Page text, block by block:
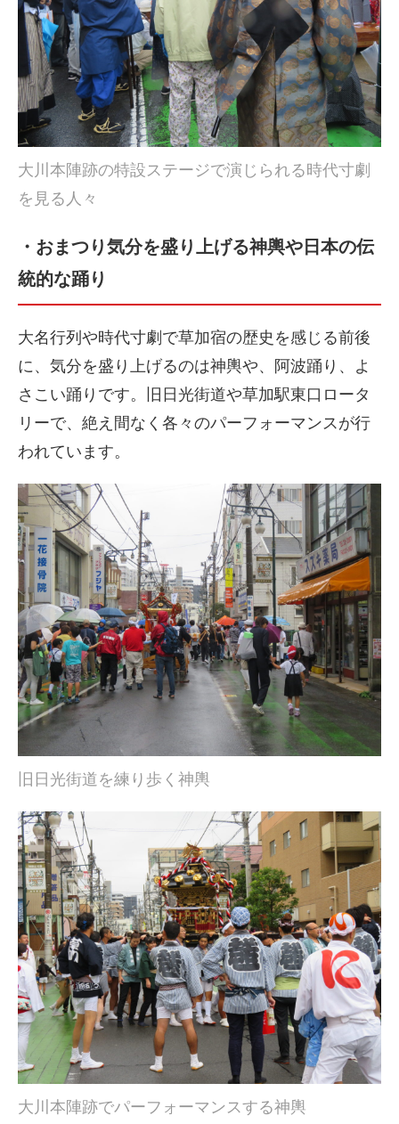
大川本陣跡の特設ステージで演じられる時代寸劇
を見る人々
・おまつり気分を盛り上げる神輿や日本の伝
統的な踊り
大名行列や時代寸劇で草加宿の歴史を感じる前後
に、気分を盛り上げるのは神輿や、阿波踊り、よ
さこい踊りです。旧日光街道や草加駅東口ロータ
リーで、絶え間なく各々のパーフォーマンスが行
われています。
旧日光街道を練り歩く神輿
大川本陣跡でパーフォーマンスする神輿